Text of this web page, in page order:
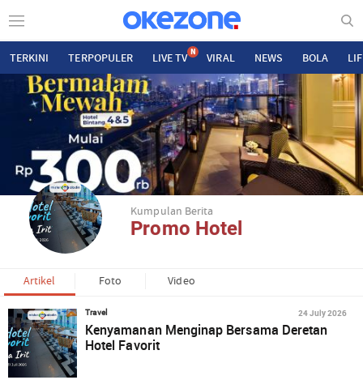
TERKINI TERPOPULER LIVE TV N VIRAL NEWS BOLA
Kumpulan Berita
Promo Hotel
Artikel Foto Video
Travel 24 July 2026
Kenyamanan Menginap Bersama Deretan
Hotel Favorit